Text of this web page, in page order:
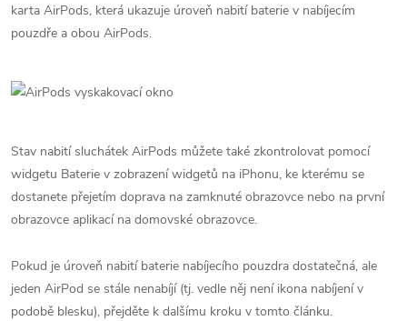
karta AirPods, která ukazuje úroveň nabití baterie v nabíjecím
pouzdře a obou AirPods.
Stav nabití sluchátek AirPods můžete také zkontrolovat pomocí
widgetu Baterie v zobrazení widgetů na iPhonu, ke kterému se
dostanete přejetím doprava na zamknuté obrazovce nebo na první
obrazovce aplikací na domovské obrazovce.
Pokud je úroveň nabití baterie nabíjecího pouzdra dostatečná, ale
jeden AirPod se stále nenabíjí (tj. vedle něj není ikona nabíjení v
podobě blesku), přejděte k dalšímu kroku v tomto článku.